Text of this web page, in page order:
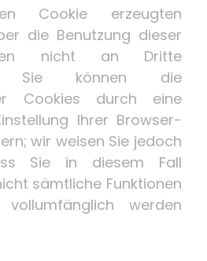
Cookie erzeugten
die Benutzung dieser
nicht an Dritte
Sie können die
Cookies durch eine
Ihrer Browser-
wir weisen Sie jedoch
Sie in diesem Fall
sämtliche Funktionen
werden